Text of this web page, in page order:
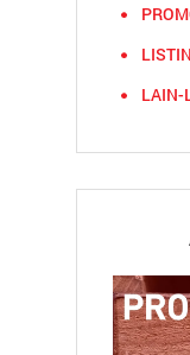
LAIN-